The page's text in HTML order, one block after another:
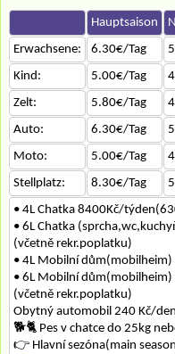
Hauptsaison
Erwachsene:
6.30€/Tag
Kind:
5.00€/Tag
Zelt:
5.80€/Tag
Auto:
6.30€/Tag
Moto:
5.00€/Tag
Stellplatz:
8.30€/Tag
• 4L Chatka 8400Kč/
• 6L Chatka
(včetně rekr.poplatku)
• 4L Mobilní
• 6L Mobilní
(včetně rekr.poplatku)
Obytný automobil 240 Kč/
🐕‍🐈 Pes v chatce do 25kg
👉 Hlavní sezóna(main